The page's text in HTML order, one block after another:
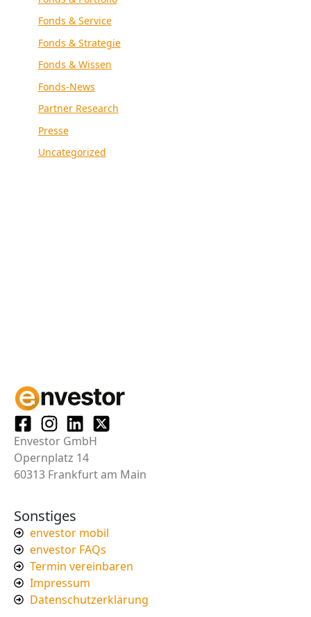
Fonds & Service
Fonds & Strategie
Fonds & Wissen
Fonds-News
Partner Research
Presse
Uncategorized
Envestor GmbH
Opernplatz 14
60313 Frankfurt am Main
Sonstiges
envestor mobil
envestor FAQs
Termin vereinbaren
Impressum
Datenschutzerklärung